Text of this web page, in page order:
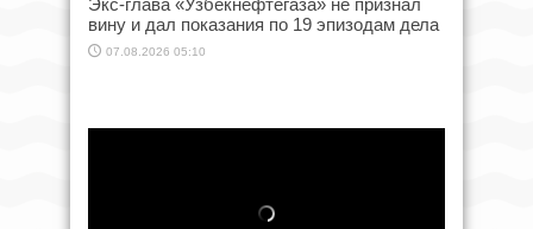
Экс-глава «Узбекнефтегаза» не признал
вину и дал показания по 19 эпизодам дела
07.08.2026 05:10